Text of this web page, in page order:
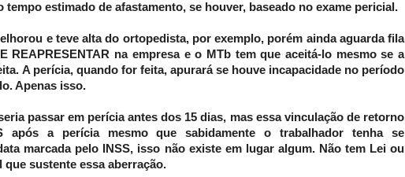
tempo estimado de afastamento, se houver, baseado no exame pericial.
e teve alta do ortopedista, por exemplo, porém ainda aguarda fila
REAPRESENTAR na empresa e o MTb tem que aceitá-lo mesmo se a
A perícia, quando for feita, apurará se houve incapacidade no período
Apenas isso.
passar em perícia antes dos 15 dias, mas essa vinculação de retorno
após a perícia mesmo que sabidamente o trabalhador tenha se
marcada pelo INSS, isso não existe em lugar algum. Não tem Lei ou
que sustente essa aberração.